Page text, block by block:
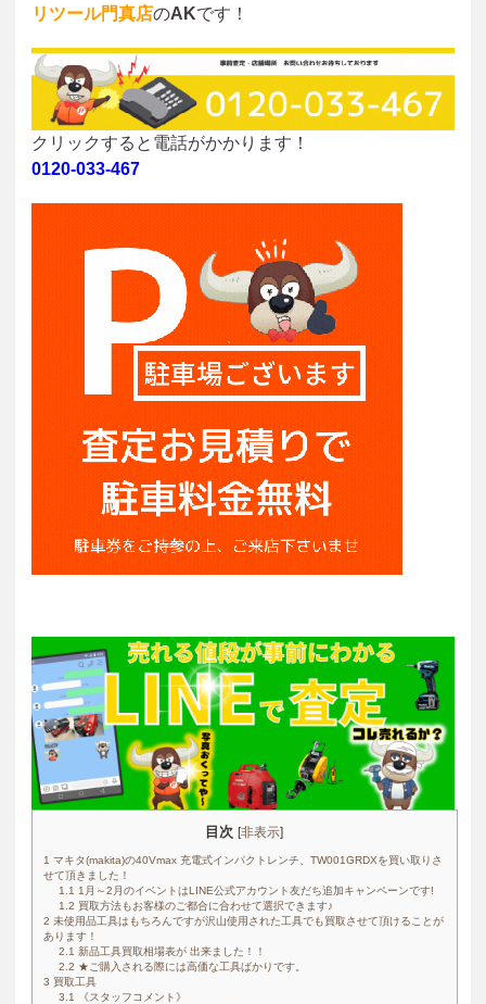
リツール門真店のAKです！
クリックすると電話がかかります！
0120-033-467
目次 [非表示]
1 マキタ(makita)の40Vmax 充電式インパクトレンチ、TW001GRDXを買い取りさ
せて頂きました！
1.1 1月～2月のイベントはLINE公式アカウント友だち追加キャンペーンです!
1.2 買取方法もお客様のご都合に合わせて選択できます♪
2 未使用品工具はもちろんですが沢山使用された工具でも買取させて頂けることが
あります！
2.1 新品工具買取相場表が 出来ました！！
2.2 ★ご購入される際には高価な工具ばかりです。
3 買取工具
3.1
《スタッフコメント》